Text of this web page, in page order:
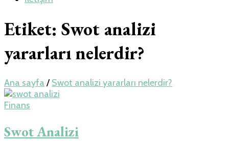
Etiket: Swot analizi
yararları nelerdir?
Ana sayfa / Swot analizi yararları nelerdir?
Finans
Swot Analizi